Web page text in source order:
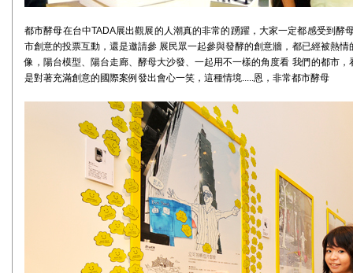
都市酵母在台中TADA展出觀展的人潮真的非常的踴躍，大家一定都感受到酵
市創意的投票互動，還是邀請參 展民眾一起參與發酵的創意牆，都已經被熱
像，陽台模型、陽台走廊、酵母大沙發、一起用不一樣的角度看 我們的都市
是對著充滿創意的國際案例發出會心一笑，這種情境.....恩，非常都市酵母